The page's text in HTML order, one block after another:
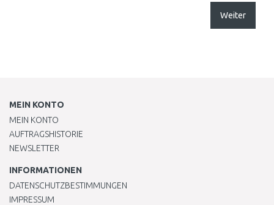
Weiter
MEIN KONTO
MEIN KONTO
AUFTRAGSHISTORIE
NEWSLETTER
INFORMATIONEN
DATENSCHUTZBESTIMMUNGEN
IMPRESSUM